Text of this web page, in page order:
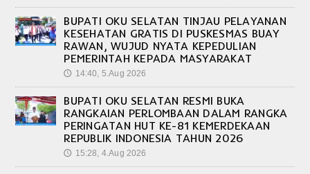
BUPATI OKU SELATAN TINJAU PELAYANAN
KESEHATAN GRATIS DI PUSKESMAS BUAY
RAWAN, WUJUD NYATA KEPEDULIAN
PEMERINTAH KEPADA MASYARAKAT
🕔 14:40, 5.Aug 2026
BUPATI OKU SELATAN RESMI BUKA
RANGKAIAN PERLOMBAAN DALAM RANGKA
PERINGATAN HUT KE-81 KEMERDEKAAN
REPUBLIK INDONESIA TAHUN 2026
🕔 15:28, 4.Aug 2026